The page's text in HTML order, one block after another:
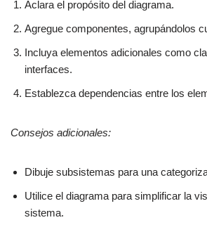
Aclara el propósito del diagrama.
Agregue componentes, agrupándolos
Incluya elementos adicionales como
interfaces.
Establezca dependencias entre los
Consejos adicionales:
Dibuje subsistemas para una
Utilice el diagrama para simplificar la
sistema.